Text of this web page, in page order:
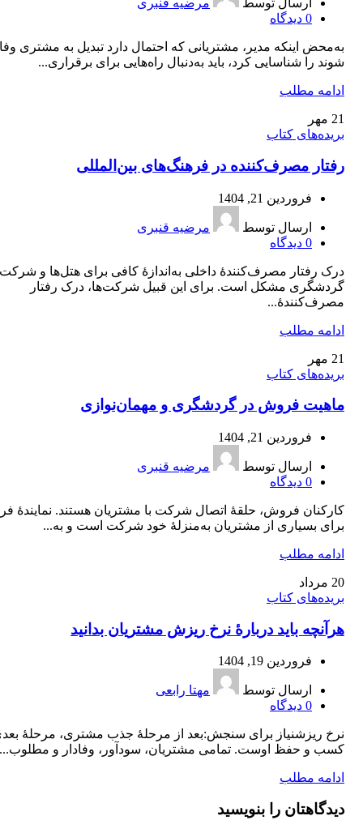
ارسال توسط
مرضیه قنبری
0 دیدگاه
به‌محض اینکه مدیر، مشتریانی که احتمال دارد تبدیل به مشتری
شوند را شناسایی کرد، باید به‌دنبال راه‌هایی برای برقراری...
ادامه مطلب
21 مهر
بریده‌های کتاب
رفتار مصرف‌کننده در فرهنگ‌های بین‌المللی
فروردین 21, 1404
ارسال توسط
مرضیه قنبری
0 دیدگاه
درک رفتار مصرف‌کنندۀ داخلی به‌اندازۀ کافی برای هتل‌ها و
گردشگری مشکل است. برای این قبیل شرکت‌ها، درک رفتار
مصرف‌کنندۀ...
ادامه مطلب
21 مهر
بریده‌های کتاب
ماهیت فروش در گردشگری و مهمان‌نوازی
فروردین 21, 1404
ارسال توسط
مرضیه قنبری
0 دیدگاه
کارکنان فروش، حلقۀ اتصال شرکت با مشتریان هستند. نمایندۀ
برای بسیاری از مشتریان به‌منزلۀ خود شرکت است و به...
ادامه مطلب
20 مرداد
بریده‌های کتاب
هرآنچه باید دربارۀ نرخ ریزش مشتریان بدانید
فروردین 19, 1404
ارسال توسط
مهتا رابعی
0 دیدگاه
نرخ ریزشنیاز برای سنجش:بعد از مرحلۀ جذب مشتری، مرحلۀ
کسب و حفظ اوست. تمامی مشتریان، سودآور، وفادار و مطلوب...
ادامه مطلب
دیدگاهتان را بنویسید